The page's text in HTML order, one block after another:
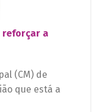
reforçar a
(CM) de
que está a